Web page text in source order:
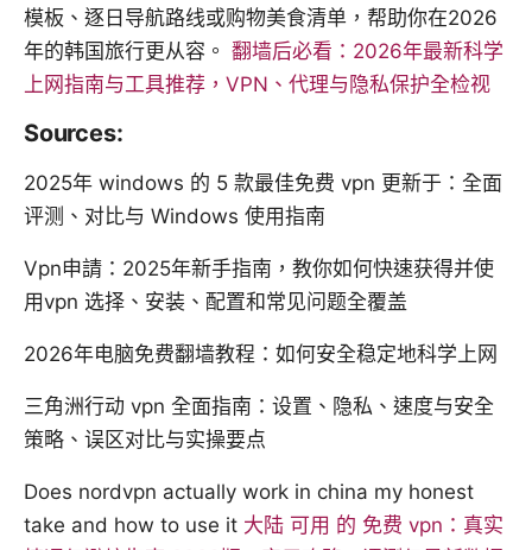
模板、逐日导航路线或购物美食清单，帮助你在2026
年的韩国旅行更从容。 翻墙后必看：2026年最新科学
上网指南与工具推荐，VPN、代理与隐私保护全检视
Sources:
2025年 windows 的 5 款最佳免费 vpn 更新于：全面
评测、对比与 Windows 使用指南
Vpn申請：2025年新手指南，教你如何快速获得并使
用vpn 选择、安装、配置和常见问题全覆盖
2026年电脑免费翻墙教程：如何安全稳定地科学上网
三角洲行动 vpn 全面指南：设置、隐私、速度与安全
策略、误区对比与实操要点
Does nordvpn actually work in china my honest
take and how to use it 大陆 可用 的 免费 vpn：真实